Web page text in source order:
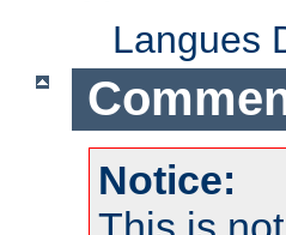
Langues
Notice: